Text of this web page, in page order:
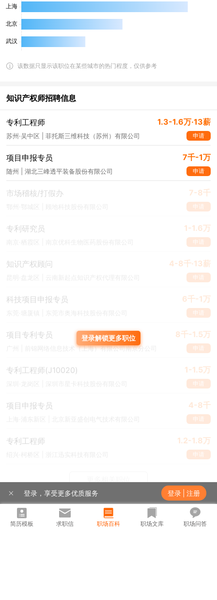
该数据只显示该职位在某些城市的热门程度，仅供参考
知识产权师招聘信息
专利工程师 1.3-1.6万·13薪
苏州·吴中区 | 菲托斯三维科技（苏州）有限公司 申请
项目申报专员 7千-1万
随州 | 湖北三峰透平装备股份有限公司 申请
市场稽核/打假办 7-8千
申请
专利研究员 1-1.6万
申请
知识产权顾问 4-8千·13薪
申请
科技项目申报专员 6千-1万
申请
项目专利专员 8千-1.5万
广州 | 前锦网络信息技术（上海）有限公司南京分公司 申请
专利工程师(J10020) 1-1.5万
申请
项目申报专员 4-8千
申请
专利工程师 1.2-1.8万
申请
登录解锁更多职位
热门城市 热门职位 推荐公司
北京招聘 上海招聘 广州招聘 深圳招聘
武汉招聘
展开
登录，享受更多优质服务 登录 注册
简历模板 求职信 职场百科 职场文库 职场问答